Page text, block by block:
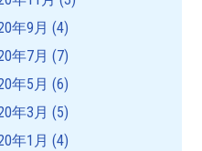
年9月 (4)
年7月 (7)
年5月 (6)
年3月 (5)
年1月 (4)